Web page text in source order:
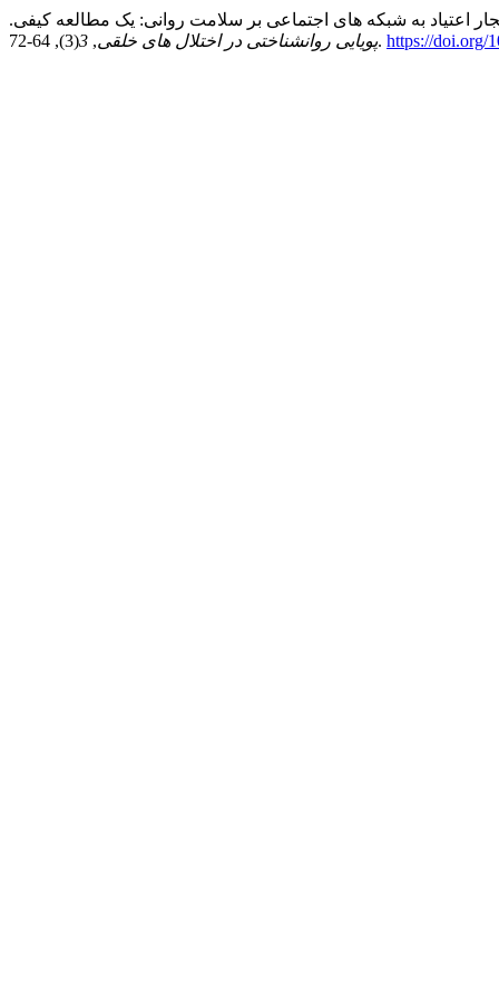
پویایی روانشناختی در اختلال های خلقی,
3 (3), 64-72. https://doi.org/